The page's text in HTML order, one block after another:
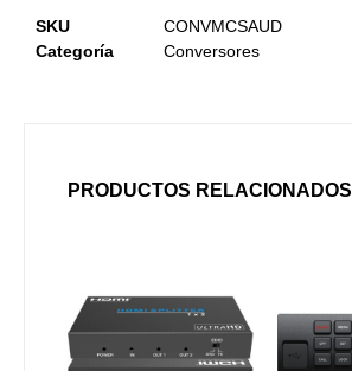
SKU
CONVMCSAUD
Categoría
Conversores
PRODUCTOS RELACIONADOS